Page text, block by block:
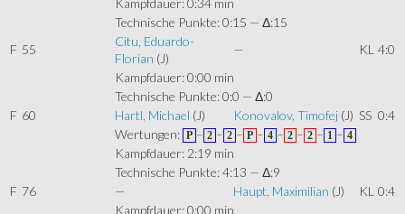
Kampfdauer: 0:34 min
Technische Punkte: 0:15 — Δ:15
F 55
Citu, Eduardo-
Florian (J)
— KL 4:0
Kampfdauer: 0:00 min
Technische Punkte: 0:0 — Δ:0
F 60 Hartl, Michael (J) Konovalov, Timofej (J) SS 0:4
Wertungen: P – 2 – 2 – P – 4 – 2 – 2 – 1 – 4
Kampfdauer: 2:19 min
Technische Punkte: 4:13 — Δ:9
F 76 — Haupt, Maximilian (J) KL 0:4
Kampfdauer: 0:00 min